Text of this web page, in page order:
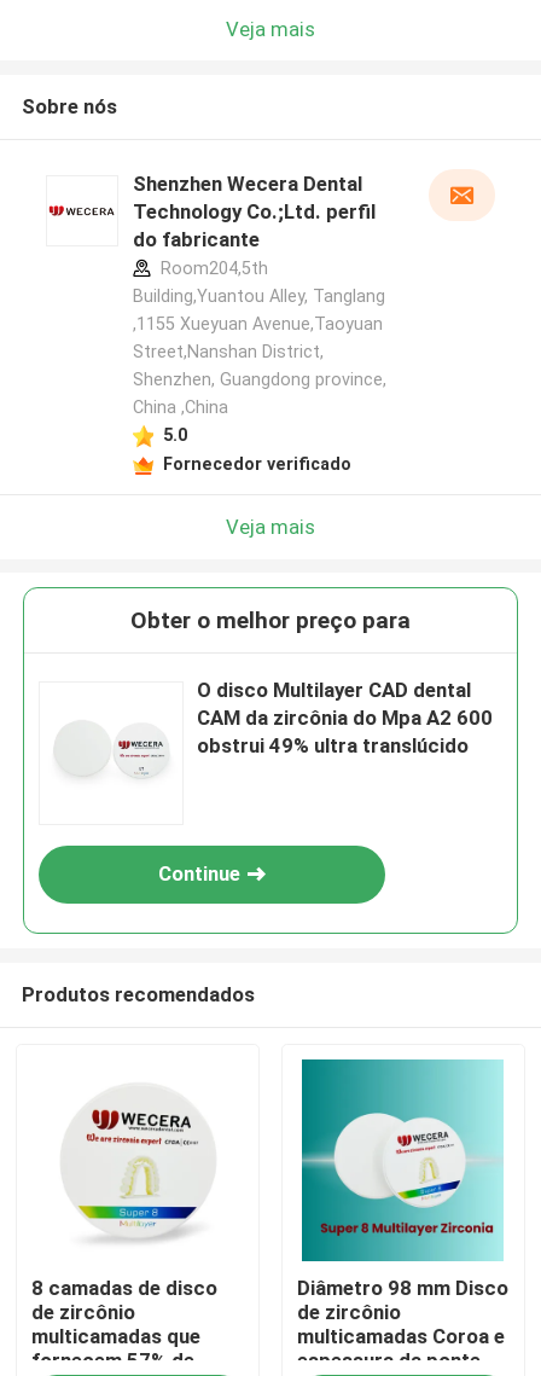
Para casa
Produtos
Vídeos
Veja mais
Sobre nós
Shenzhen Wecera Dental
Technology Co.;Ltd. perfil
do fabricante
Room204,5th
Building,Yuantou Alley, Tanglang
,1155 Xueyuan Avenue,Taoyuan
Street,Nanshan District,
Shenzhen, Guangdong province,
China ,China
5.0
Fornecedor verificado
Veja mais
Obter o melhor preço para
O disco Multilayer CAD dental
CAM da zircônia do Mpa A2 600
obstrui 49% ultra translúcido
Continue
Produtos recomendados
8 camadas de disco
de zircônio
multicamadas que
fornecem 57% de
Diâmetro 98 mm Disco
de zircônio
multicamadas Coroa e
espessura da ponte